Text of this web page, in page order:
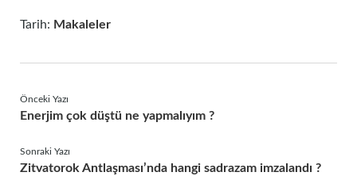
Tarih: Makaleler
Önceki Yazı
Enerjim çok düştü ne yapmalıyım ?
Sonraki Yazı
Zitvatorok Antlaşması’nda hangi sadrazam imzalandı ?